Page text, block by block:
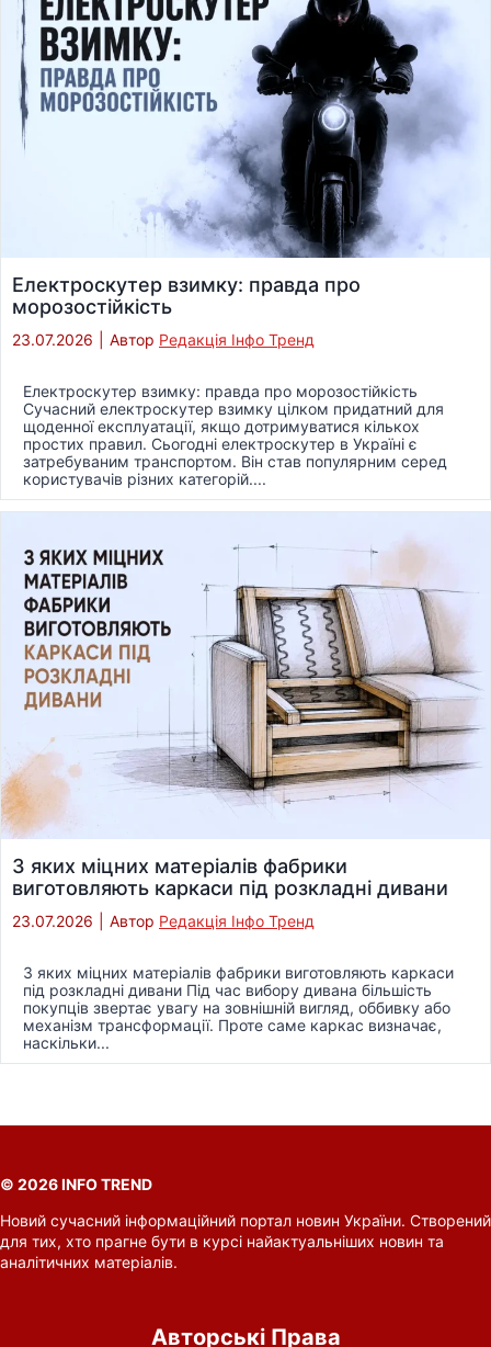
Електроскутер взимку: правда про
морозостійкість
23.07.2026 Автор Редакція Інфо Тренд
Електроскутер взимку: правда про морозостійкість
Сучасний електроскутер взимку цілком придатний для
щоденної експлуатації, якщо дотримуватися кількох
простих правил. Сьогодні електроскутер в Україні є
затребуваним транспортом. Він став популярним серед
користувачів різних категорій....
З яких міцних матеріалів фабрики
виготовляють каркаси під розкладні дивани
23.07.2026 Автор Редакція Інфо Тренд
З яких міцних матеріалів фабрики виготовляють каркаси
під розкладні дивани Під час вибору дивана більшість
покупців звертає увагу на зовнішній вигляд, оббивку або
механізм трансформації. Проте саме каркас визначає,
наскільки...
© 2026 INFO TREND
Новий сучасний інформаційний портал новин України. Створений
для тих, хто прагне бути в курсі найактуальніших новин та
аналітичних матеріалів.
Авторські Права